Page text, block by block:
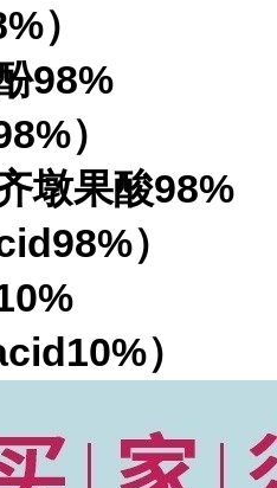
）
98%
）
墩果酸98%
）
）